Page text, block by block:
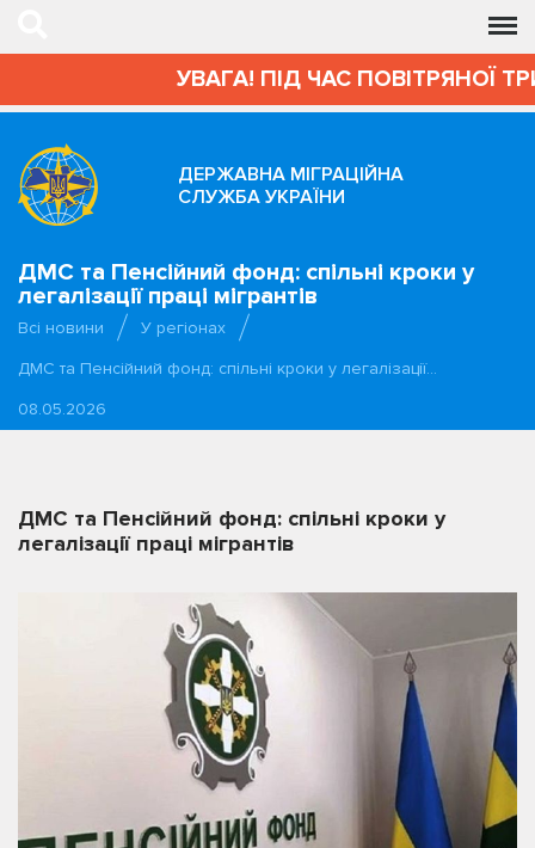
УВАГА! ПІД ЧАС ПОВІТРЯНОЇ
ДЕРЖАВНА МІГРАЦІЙНА
СЛУЖБА УКРАЇНИ
ДМС та Пенсійний фонд: спільні кроки у
легалізації праці мігрантів
Всі новини
У регіонах
ДМС та Пенсійний фонд: спільні кроки у легалізації…
08.05.2026
ДМС та Пенсійний фонд: спільні кроки у
легалізації праці мігрантів